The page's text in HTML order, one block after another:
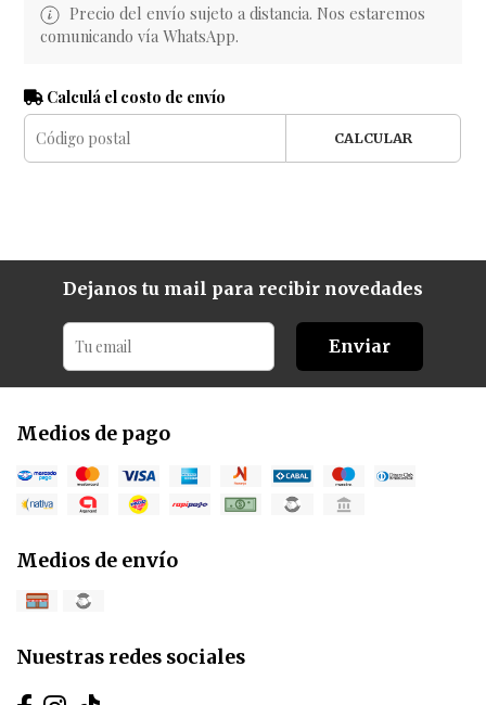
Precio del envío sujeto a distancia. Nos estaremos
comunicando vía WhatsApp.
Calculá el costo de envío
CALCULAR
Dejanos tu mail para recibir novedades
Enviar
Medios de pago
Medios de envío
Nuestras redes sociales